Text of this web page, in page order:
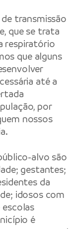
transmissão
que se trata
respiratório
que alguns
até a
por
nossos
alvo são
gestantes;
da
idosos com
é